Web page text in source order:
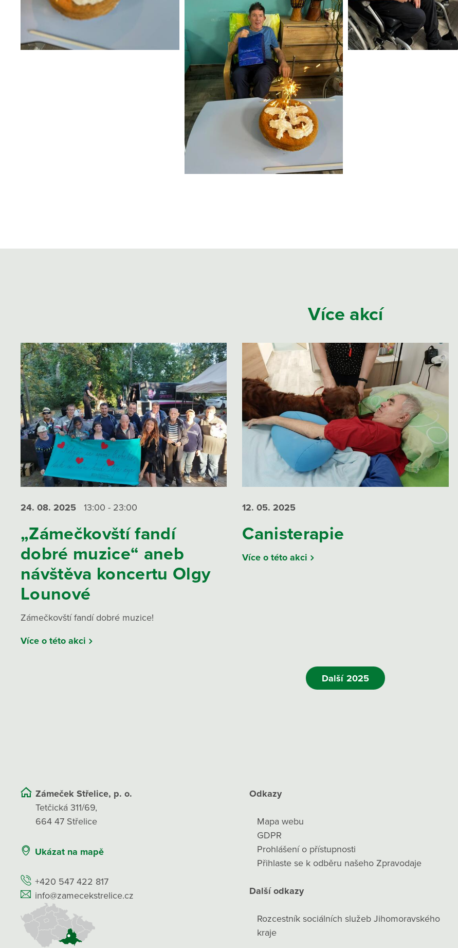
Více akcí
24. 08. 2025 13:00 - 23:00
„Zámečkovští fandí
dobré muzice“ aneb
návštěva koncertu Olgy
Lounové
Zámečkovští fandí dobré muzice!
Více o této akci
12. 05.2025
Canisterapie
Více o této akci
Další 2025
Zámeček Střelice, p. o.
Tetčická 311/69,
664 47 Střelice
Ukázat na mapě
+420 547 422 817
info@zamecekstrelice.cz
Odkazy
Mapa webu
GDPR
Prohlášení o přístupnosti
Přihlaste se k odběru našeho Zpravodaje
Další odkazy
Rozcestník sociálních služeb Jihomoravského
kraje